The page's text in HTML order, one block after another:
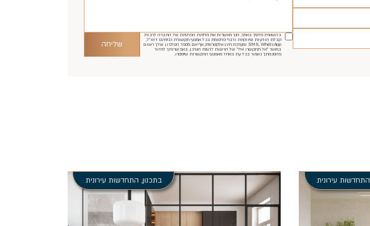
בהשארת פרטיך באתר, הנך מאשר/ת את מדיניות הפרטיות של החברה לרבות
קבלת הודעות שיווקיות ודברי פרסומת בכל אמצעי תקשורת וביניהם דוא"ל,
SMS, WhatsApp ומערכת חיוג אלקטרונית, אף אם מספר הטלפון שלך רשום
במאגר "אל תתקשרו אלי" של הרשות להגנת הצרכן. באפשרותך לחזור
מהסכמתך כאמור בכל עת באחד מאמצעי התקשרות שיימסרו.
שליחה
התחדשות עירונית בתכנון, התחדשות עירונית